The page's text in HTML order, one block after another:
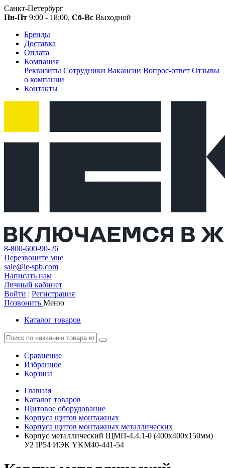
Санкт-Петербург
Пн-Пт 9:00 - 18:00, Сб-Вс Выходной
Бренды
Доставка
Оплата
Компания
Реквизиты Сотрудники Вакансии Вопрос-ответ Отзывы
о компании
Контакты
8-800-600-90-26
Перезвоните мне
sale@ie-spb.com
Написать нам
Личный кабинет
Войти | Регистрация
Позвонить Меню
Каталог товаров
Сравнение
Избранное
Корзина
Главная
Каталог товаров
Щитовое оборудование
Корпуса щитов монтажных
Корпуса щитов монтажных металлических
Корпус металлический ЩМП-4.4.1-0 (400х400х150мм)
У2 IP54 ИЭК YKM40-441-54